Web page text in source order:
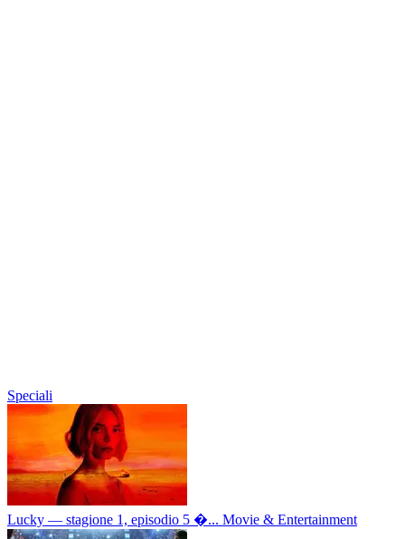
Speciali
Lucky — stagione 1, episodio 5 �... Movie & Entertainment